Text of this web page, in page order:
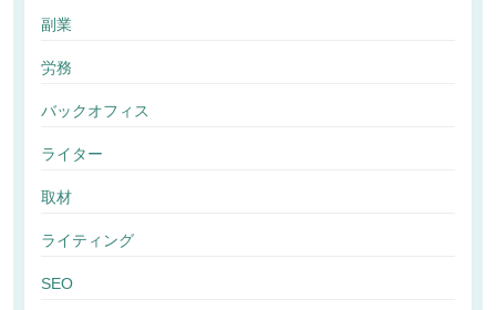
副業
労務
バックオフィス
ライター
取材
ライティング
SEO